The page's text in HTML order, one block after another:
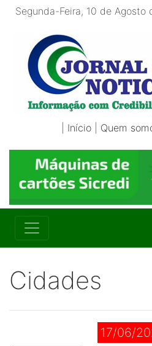
Segunda-Feira, 10 de Agosto
Início Quem
Cidades
17/06/